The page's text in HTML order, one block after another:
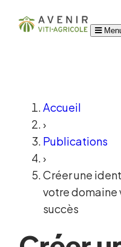
Accueil
›
Publications
›
Créer une
votre domaine
succès